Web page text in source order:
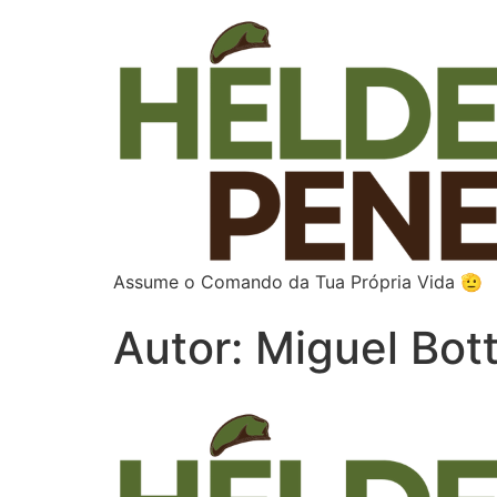
Assume o Comando da Tua Própria Vida 🫡
Autor: Miguel